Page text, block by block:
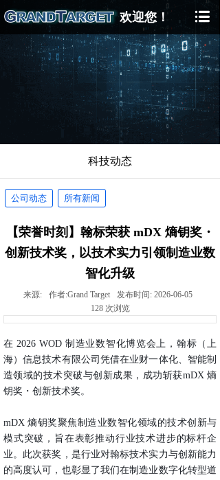
科技动态
公司动态 所有新闻
【荣誉时刻】翰标荣获 mDX 熵钥奖・
创新技术奖，以技术实力引领制造业数
智化升级
来源: 作者:Grand Target 发布时间: 2026-06-05
128 次浏览
在 2026 WOD 制造业数智化博览会上，翰标（上
海）信息技术有限公司凭借在业财一体化、智能制
造领域的技术突破与创新成果，成功斩获mDX 熵
钥奖・创新技术奖。
mDX 熵钥奖聚焦制造业数智化领域的技术创新与
模式突破，旨在表彰推动行业技术进步的标杆企
业。此次获奖，是行业对翰标技术实力与创新能力
的高度认可，也彰显了我们在制造业数字化转型道
欢迎您！